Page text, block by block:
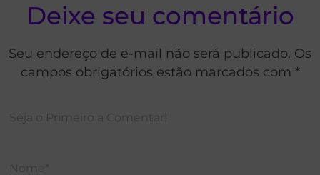
Deixe seu comentário
Seu endereço de e-mail não será publicado. Os
campos obrigatórios estão marcados com *